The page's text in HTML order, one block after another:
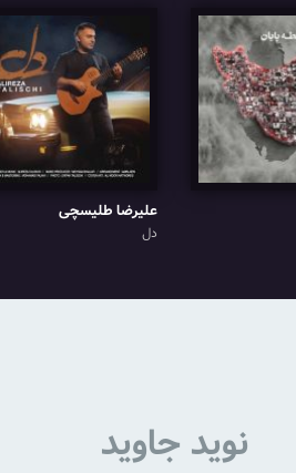
علیرضا طلیسچی
دل
نوید جاوید